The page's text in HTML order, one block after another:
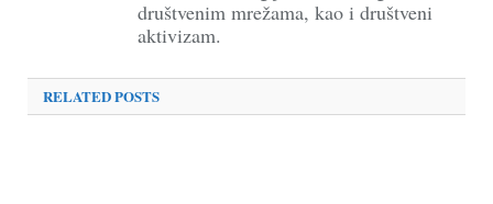
društvenim mrežama, kao i društveni
aktivizam.
RELATED POSTS